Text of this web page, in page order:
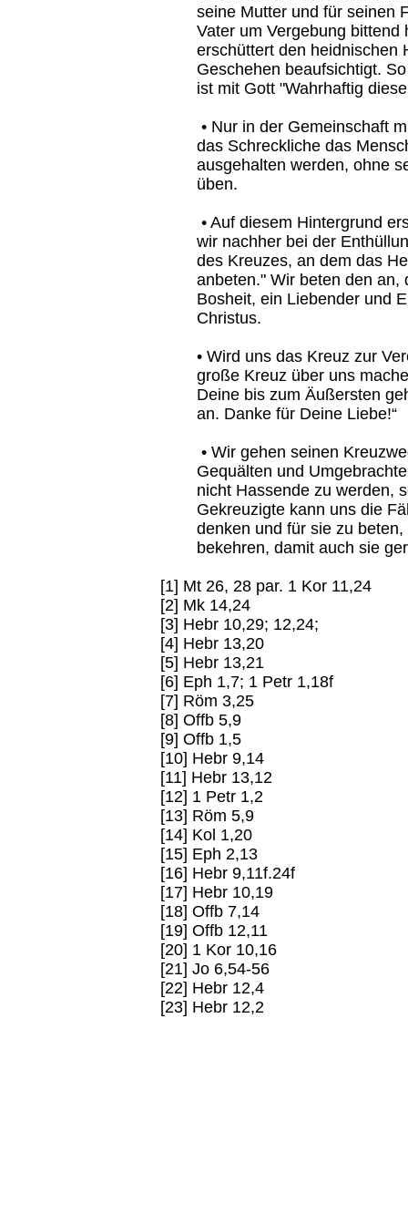
seine Mutter und für seinen
Vater um Vergebung
erschüttert den heidnischen
Geschehen beaufsichtigt.
ist mit Gott "Wahrhaftig
• Nur in der Gemeinschaft
das Schreckliche das
ausgehalten werden, ohne
üben.
• Auf diesem Hintergrund
wir nachher bei der
des Kreuzes, an dem das
anbeten." Wir beten den an,
Bosheit, ein Liebender und
Christus.
• Wird uns das Kreuz zur
große Kreuz über uns
Deine bis zum Äußersten
an. Danke für Deine Liebe!“
• Wir gehen seinen
Gequälten und
nicht Hassende zu werden,
Gekreuzigte kann uns die
denken und für sie zu
bekehren, damit auch sie
[1] Mt 26, 28 par. 1 Kor 11,24
[2] Mk 14,24
[3] Hebr 10,29; 12,24;
[4] Hebr 13,20
[5] Hebr 13,21
[6] Eph 1,7; 1 Petr 1,18f
[7] Röm 3,25
[8] Offb 5,9
[9] Offb 1,5
[10] Hebr 9,14
[11] Hebr 13,12
[12] 1 Petr 1,2
[13] Röm 5,9
[14] Kol 1,20
[15] Eph 2,13
[16] Hebr 9,11f.24f
[17] Hebr 10,19
[18] Offb 7,14
[19] Offb 12,11
[20] 1 Kor 10,16
[21] Jo 6,54-56
[22] Hebr 12,4
[23] Hebr 12,2